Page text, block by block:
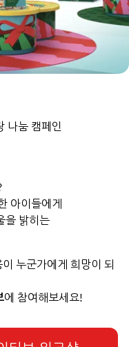
나눔 캠페인
아이들에게
을 밝히는
누군가에게 희망이 되
에 참여해보세요!